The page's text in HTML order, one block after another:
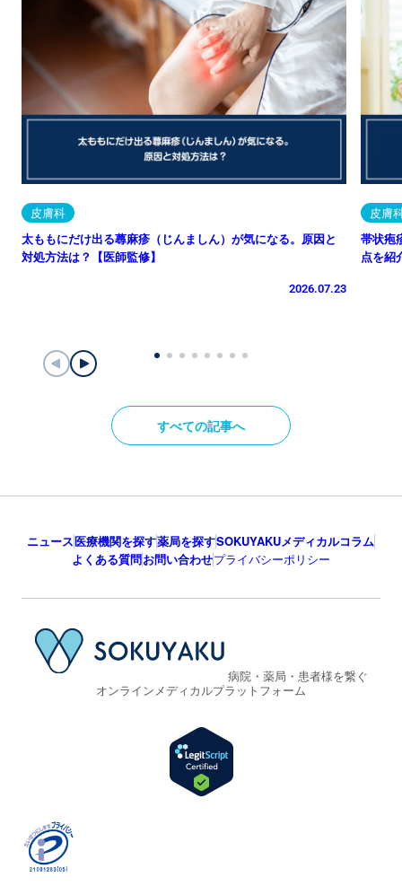
皮膚科
太ももにだけ出る蕁麻疹（じんましん）が気になる。原因と
対処方法は？【医師監修】
2026.07.23
皮膚
帯状疱
点を紹
すべての記事へ
ニュース医療機関を探す薬局を探すSOKUYAKUメディカルコラム
よくある質問お問い合わせプライバシーポリシー
病院・薬局・患者様を繋ぐ
オンラインメディカルプラットフォーム